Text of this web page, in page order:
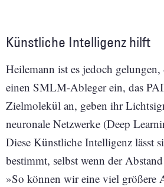
Künstliche Intelligenz hilft
Heilemann ist es jedoch
einen SMLM-Ableger ein, das
­Zielmolekül an, geben ihr
neuronale Netzwerke (Deep
Diese Künst­liche Intelligenz lässt
bestimmt, selbst wenn der
»So können wir eine viel größere